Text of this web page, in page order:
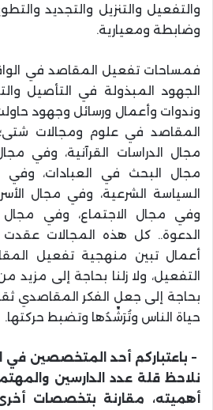
والتفعيل والتنزيل والتجديد
وضابطة ومعيارية.
فمساحات تفعيل المقاصد في
الجهود المبذولة في التأصيل
وندوات وأعمال ورسائل وجهود
المقاصد في علوم ومجالات
مجال الدراسات القرآنية، وفي
مجال البحث في العبادات، وفي
السياسة الشرعية، وفي مجال
وفي مجال الاجتماع، وفي
الدعوة.. كل هذه المجالات عقدت
أعمال تبين منهجية تفعيل
التفعيل، ولا زلنا بحاجة إلى مزيد
بحاجة إلى جعل الفكر المقاصدي
حياة الناس وتُرَشِّدُها وتضبط حركتها.
– باعتباركم أحد المتخصصين في
نلاحظ قلة عدد الدارسين
أهميته، مقارنة بتخصصات